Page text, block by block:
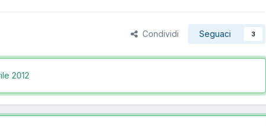
Condividi Seguaci 3
2012